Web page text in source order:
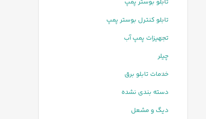
تابلو بوستر پمپ
تابلو کنترل بوستر پمپ
تجهیزات پمپ آب
چیلر
خدمات تابلو برق
دسته بندی نشده
دیگ و مشعل